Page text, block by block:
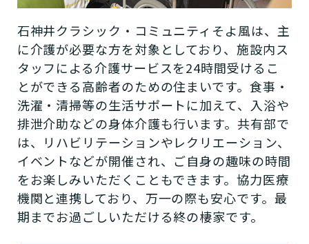
石神井クラシック・コミュニティそよ風は、主
に介護が必要な方を対象としており、施設内ス
タッフによる介護サービスを24時間受けるこ
とができる高齢者のための住まいです。食事・
洗濯・清掃等の生活サポートに加えて、入浴や
排泄介助などの身体介護も行います。共有部で
は、リハビリテーションやレクリエーション、
イベントなどが開催され、ご自身の趣味の時間
をお楽しみいただくこともできます。協力医療
機関と連携しており、万一の際も安心です。最
期までお過ごしいただける終の棲家です。